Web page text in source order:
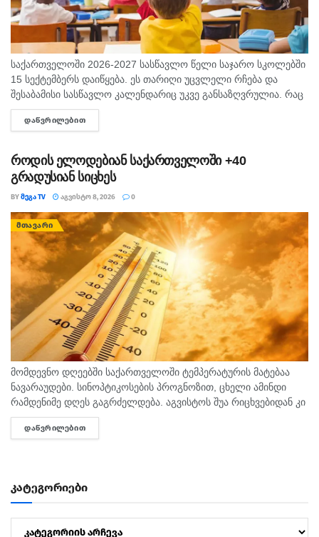
საქართველოში 2026-2027 სასწავლო წელი საჯარო სკოლებში
15 სექტემბერს დაიწყება. ეს თარიღი უცვლელი რჩება და
შესაბამისი სასწავლო კალენდარიც უკვე განსაზღვრულია. რაც
შეეხება საბავშვო ბაღებს, სასწავლო-სააღმზრდელო პროცესი
ასევე 15 სექტემბრიდან განახლდება. თბილისის...
ᲓᲐᲬᲕᲠᲘᲚᲔᲑᲘᲗ
როდის ელოდებიან საქართველოში +40
გრადუსიან სიცხეს
BYᲛᲔᲒᲐ TV ᲐᲒᲕᲘᲡᲢᲝ 8, 2026 0
ᲛᲗᲐᲕᲐᲠᲘ
მომდევნო დღეებში საქართველოში ტემპერატურის მატებაა
ნავარაუდები. სინოპტიკოსების პროგნოზით, ცხელი ამინდი
რამდენიმე დღეს გაგრძელდება. აგვისტოს შუა რიცხვებიდან კი
ტემპერატურა 40 გრადუსს მიაღწევს. "ტემპერატურამ აგვისტოს
თვეში შესაძლოა 35-40 გრადუსს მიაღწიოს, ანუ ამ...
ᲓᲐᲬᲕᲠᲘᲚᲔᲑᲘᲗ
კატეგორიები